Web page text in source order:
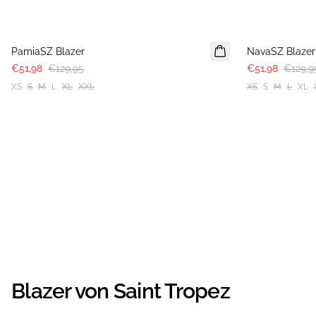
PamiaSZ Blazer
€51,98 €129,95
XS S M L XL XXL
NavaSZ Blazer
€51,98
XS S M L XL
Blazer von Saint Tropez